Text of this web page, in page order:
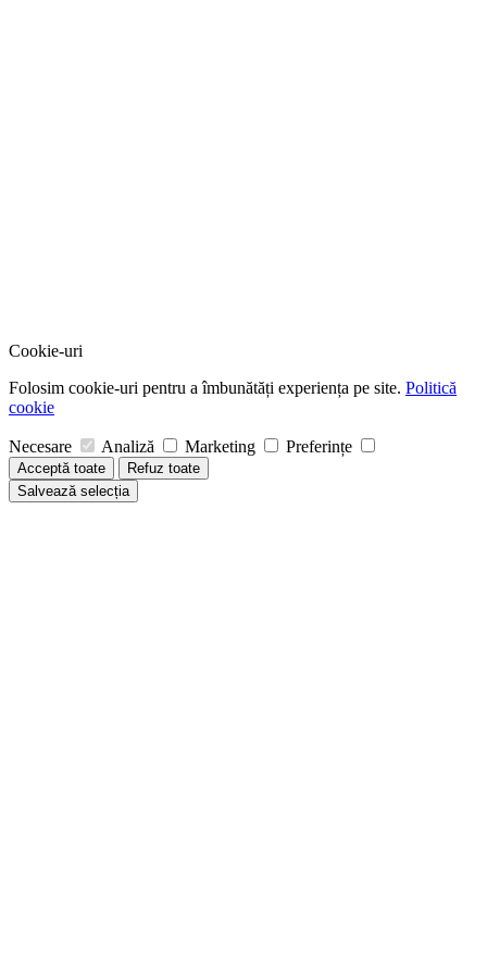
Cookie-uri
Folosim cookie-uri pentru a îmbunătăți experiența pe site. Politică
cookie
Necesare Analiză Marketing Preferințe
Acceptă toate
Refuz toate
Salvează selecția